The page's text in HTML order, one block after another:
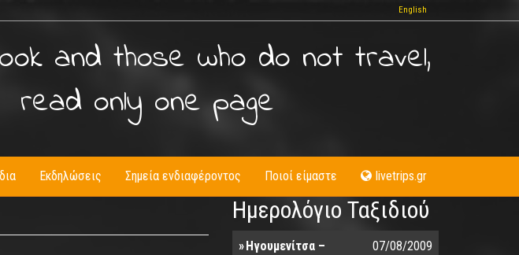
English
and those who do not travel,
read only one page
Εκδηλώσεις Σημεία ενδιαφέροντος Ποιοί είμαστε livetrips.gr
Ημερολόγιο Ταξιδιού
Ηγουμενίτσα –
07/08/2009